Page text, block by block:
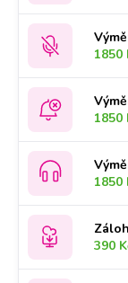
1850
1850
1850
390